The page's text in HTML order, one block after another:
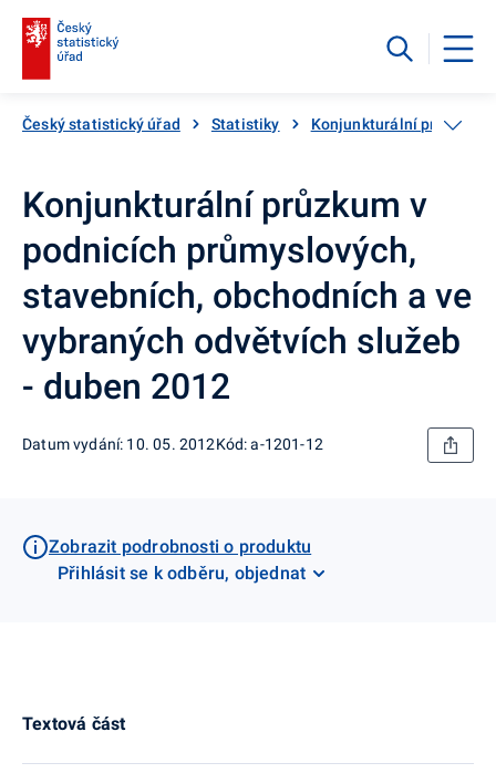
Český statistický úřad Statistiky Konjunkturální průzkumy
Konjunkturální průzkum v
podnicích průmyslových,
stavebních, obchodních a ve
vybraných odvětvích služeb
- duben 2012
Datum vydání: 10. 05. 2012Kód: a-1201-12
Zobrazit podrobnosti o produktu
Přihlásit se k odběru, objednat
Textová část